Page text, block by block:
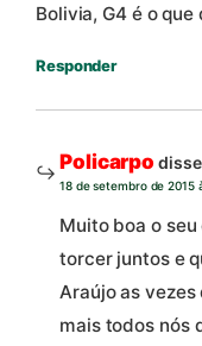
Bolivia, G4 é o que
Responder
Policarpo
18 de setembro de 2015
Muito boa o
torcer juntos e
Araújo as
mais todos nós